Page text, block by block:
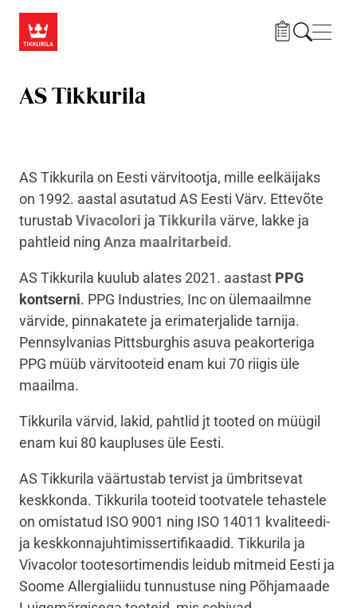
AS Tikkurila
AS Tikkurila on Eesti värvitootja, mille eelkäijaks
on 1992. aastal asutatud AS Eesti Värv. Ettevõte
turustabVivacolori ja Tikkurila värve, lakke ja
pahtleid ning Anza maalritarbeid.
AS Tikkurila kuulub alates 2021. aastast PPG
kontserni. PPG Industries, Inc on ülemaailmne
värvide, pinnakatete ja erimaterjalide tarnija.
Pennsylvanias Pittsburghis asuva peakorteriga
PPG müüb värvitooteid enam kui 70 riigis üle
maailma.
Tikkurila värvid, lakid, pahtlid jt tooted on müügil
enam kui 80 kaupluses üle Eesti.
AS Tikkurila väärtustab tervist ja ümbritsevat
keskkonda. Tikkurila tooteid tootvatele tehastele
on omistatud ISO 9001 ning ISO 14011 kvaliteedi-
ja keskkonnajuhtimissertifikaadid. Tikkurila ja
Vivacolor tootesortimendis leidub mitmeid Eesti ja
Soome Allergialiidu tunnustuse ning Põhjamaade